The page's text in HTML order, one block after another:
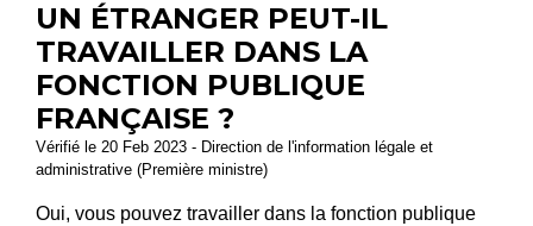
UN ÉTRANGER PEUT-IL
TRAVAILLER DANS LA
FONCTION PUBLIQUE
FRANÇAISE ?
Vérifié le 20 Feb 2023 - Direction de l'information légale et
administrative (Première ministre)
Oui, vous pouvez travailler dans la fonction publique